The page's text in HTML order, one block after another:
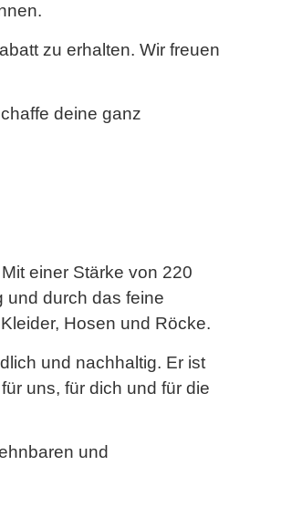
zu erhalten. Wir freuen
deine ganz
einer Stärke von 220
und durch das feine
Hosen und Röcke.
und nachhaltig. Er ist
uns, für dich und für die
und